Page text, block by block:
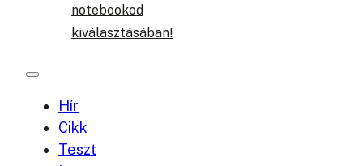
notebookod
kiválasztásában!
Hír
Cikk
Teszt